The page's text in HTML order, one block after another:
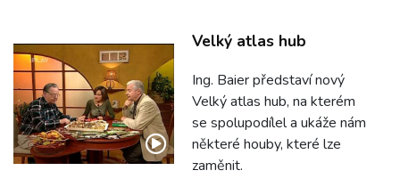
Velký atlas hub
Ing. Baier představí nový
Velký atlas hub, na kterém
se spolupodílel a ukáže nám
některé houby, které lze
zaměnit.